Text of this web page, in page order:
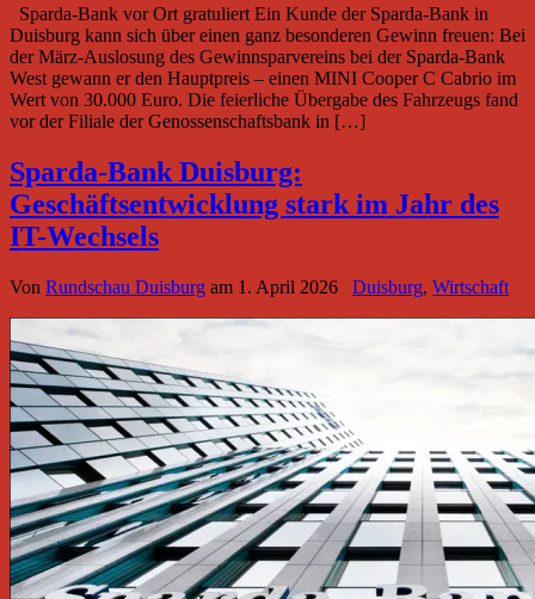
Sparda-Bank vor Ort gratuliert Ein Kunde der Sparda-Bank in
Duisburg kann sich über einen ganz besonderen Gewinn freuen: Bei
der März-Auslosung des Gewinnsparvereins bei der Sparda-Bank
West gewann er den Hauptpreis – einen MINI Cooper C Cabrio im
Wert von 30.000 Euro. Die feierliche Übergabe des Fahrzeugs fand
vor der Filiale der Genossenschaftsbank in […]
Sparda-Bank Duisburg:
Geschäftsentwicklung stark im Jahr des
IT-Wechsels
Von Rundschau Duisburg am 1. April 2026 Duisburg, Wirtschaft